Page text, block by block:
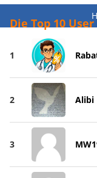
Die Top 10
1
2 Alibi
3